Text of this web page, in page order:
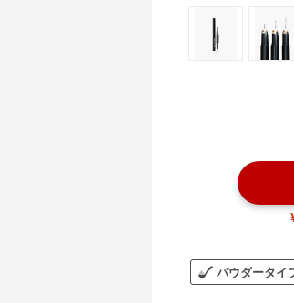
パウダータイ